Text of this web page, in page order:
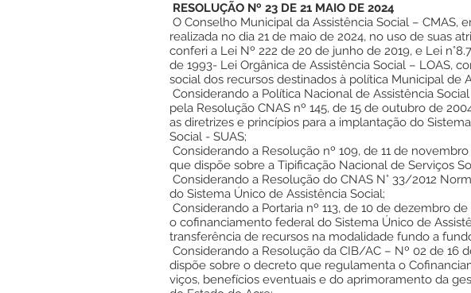
RESOLUÇÃO Nº 23 DE 21 MAIO DE 2024
O Conselho Municipal da Assistência Social – CMAS,
realizada no dia 21 de maio de 2024, no uso de suas
conferi a Lei Nº 222 de 20 de junho de 2019, e Lei
de 1993- Lei Orgânica de Assistência Social – LOAS,
social dos recursos destinados à política Municipal de
Considerando a Política Nacional de Assistência
pela Resolução CNAS nº 145, de 15 de outubro de
as diretrizes e princípios para a implantação do
Social - SUAS;
Considerando a Resolução nº 109, de 11 de
que dispõe sobre a Tipificação Nacional de Serviços
Considerando a Resolução do CNAS N° 33/2012
do Sistema Único de Assistência Social;
Considerando a Portaria nº 113, de 10 de dezembro
o cofinanciamento federal do Sistema Único de
transferência de recursos na modalidade fundo a
Considerando a Resolução da CIB/AC – Nº 02 de 16
dispõe sobre o decreto que regulamenta o
viços, benefícios eventuais e do aprimoramento da